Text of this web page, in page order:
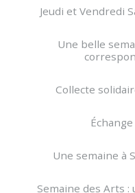
Jeudi et Vendredi
Une belle
Collecte
Une semaine à
Semaine des Arts :